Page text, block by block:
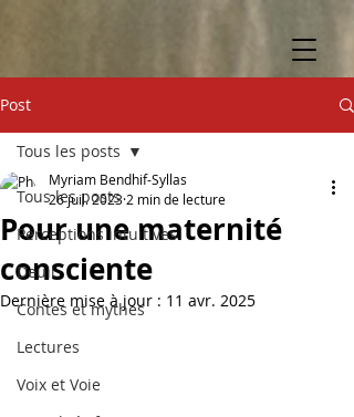
Post
Tous les posts
Perceptions intuitives
Deuil
Contes et mythes
Lectures
Voix et Voie
Tous les posts
Pour une maternité
consciente
Myriam Bendhif-Syllas
26 juil. 2023 2 min de lecture
Dernière mise à jour : 11 avr. 2025